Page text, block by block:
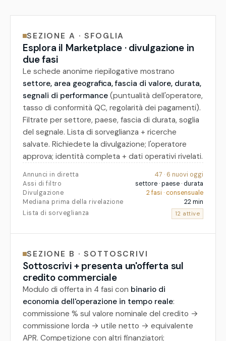
SEZIONE A · SFOGLIA
Esplora il Marketplace · divulgazione in
due fasi
Le schede anonime riepilogative mostrano
settore, area geografica, fascia di valore, durata,
segnali di performance (puntualità dell'operatore,
tasso di conformità QC, regolarità dei pagamenti).
Filtrate per settore, paese, fascia di durata, soglia
del segnale. Lista di sorveglianza + ricerche
salvate. Richiedete la divulgazione; l'operatore
approva; identità completa + dati operativi rivelati.
Annunci in diretta
47 · 6 nuovi oggi
Assi di filtro
settore · paese · durata
Divulgazione
2 fasi · consensuale
Mediana prima della rivelazione
22 min
Lista di sorveglianza
12 attive
SEZIONE B · SOTTOSCRIVI
Sottoscrivi + presenta un'offerta sul
credito commerciale
Modulo di offerta in 4 fasi con binario di
economia dell'operazione in tempo reale:
commissione % sul valore nominale del credito →
commissione lorda → utile netto → equivalente
APR. Competizione con altri finanziatori;